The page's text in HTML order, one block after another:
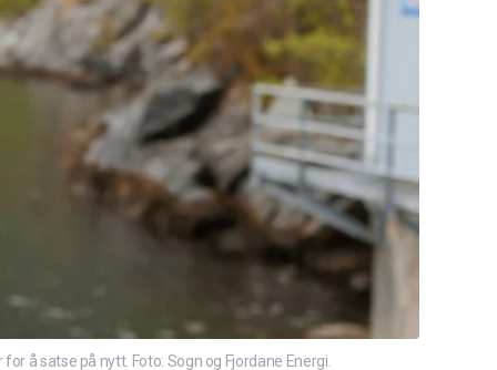
å satse på nytt. Foto: Sogn og Fjordane Energi.